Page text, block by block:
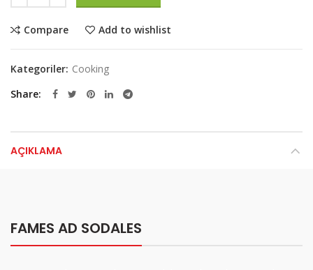
Compare Add to wishlist
Kategoriler: Cooking
Share
AÇIKLAMA
FAMES AD SODALES